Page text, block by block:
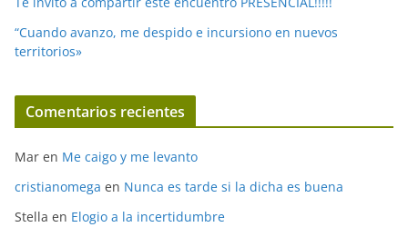
“Cuando avanzo, me despido e incursiono en nuevos
territorios»
Comentarios recientes
Mar en Me caigo y me levanto
cristianomega en Nunca es tarde si la dicha es buena
Stella en Elogio a la incertidumbre